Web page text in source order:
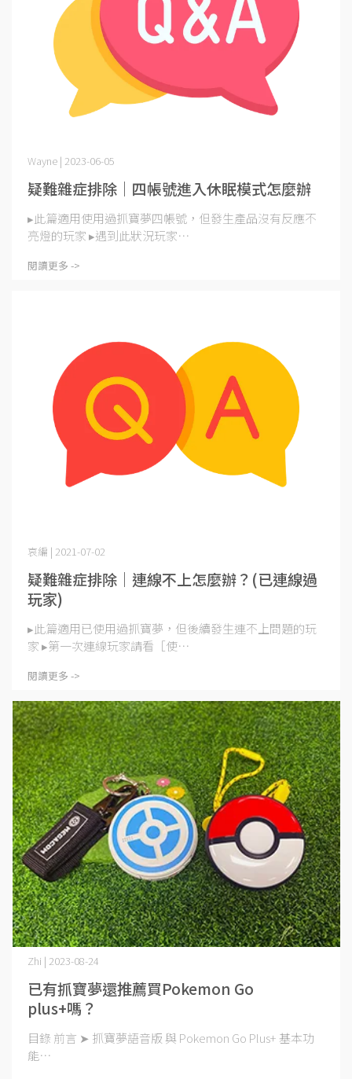
疑難雜症排除｜四帳號進入休眠模式怎麼辦
Wayne | 2023-06-05
▸此篇適用使用過抓寶夢四帳號，但發生產品沒有反應不
亮燈的玩家 ▸遇到此狀況玩家⋯
閱讀更多 ->
疑難雜症排除｜連線不上怎麼辦？(已連線過
玩家)
哀編 | 2021-07-02
▸此篇適用已使用過抓寶夢，但後續發生連不上問題的玩
家 ▸第一次連線玩家請看［使⋯
閱讀更多 ->
已有抓寶夢還推薦買Pokemon Go
plus+嗎？
Zhi | 2023-08-24
目錄 前言 ➤ 抓寶夢語音版 與 Pokemon Go Plus+ 基本功
能⋯